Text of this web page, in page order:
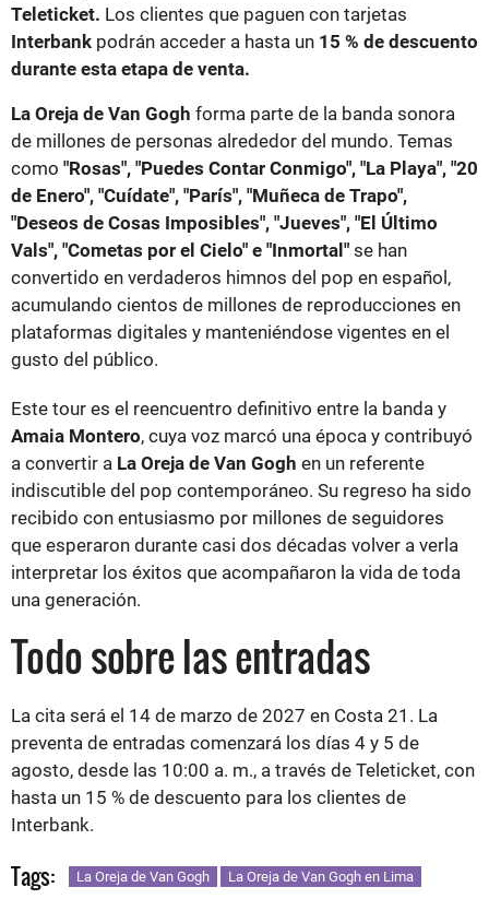
Teleticket. Los clientes que paguen con tarjetas
Interbank podrán acceder a hasta un 15 % de descuento
durante esta etapa de venta.
La Oreja de Van Gogh forma parte de la banda sonora
de millones de personas alrededor del mundo. Temas
como "Rosas", "Puedes Contar Conmigo", "La Playa", "20
de Enero", "Cuídate", "París", "Muñeca de Trapo",
"Deseos de Cosas Imposibles", "Jueves", "El Último
Vals", "Cometas por el Cielo" e "Inmortal" se han
convertido en verdaderos himnos del pop en español,
acumulando cientos de millones de reproducciones en
plataformas digitales y manteniéndose vigentes en el
gusto del público.
Este tour es el reencuentro definitivo entre la banda y
Amaia Montero, cuya voz marcó una época y contribuyó
a convertir a La Oreja de Van Gogh en un referente
indiscutible del pop contemporáneo. Su regreso ha sido
recibido con entusiasmo por millones de seguidores
que esperaron durante casi dos décadas volver a verla
interpretar los éxitos que acompañaron la vida de toda
una generación.
Todo sobre las entradas
La cita será el 14 de marzo de 2027 en Costa 21. La
preventa de entradas comenzará los días 4 y 5 de
agosto, desde las 10:00 a. m., a través de Teleticket, con
hasta un 15 % de descuento para los clientes de
Interbank.
Tags: La Oreja de Van Gogh La Oreja de Van Gogh en Lima